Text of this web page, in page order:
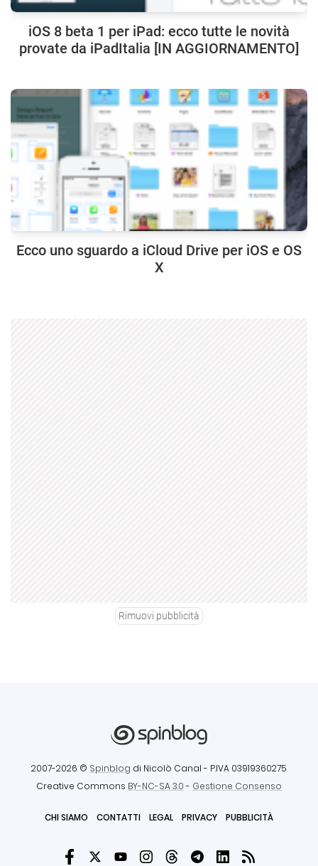
iOS 8 beta 1 per iPad: ecco tutte le novità
provate da iPadItalia [IN AGGIORNAMENTO]
Ecco uno sguardo a iCloud Drive per iOS e OS
X
Rimuovi pubblicità
2007-2026 © Spinblog di Nicolò Canal - P.IVA 03919360275
Creative Commons BY-NC-SA 3.0- Gestione Consenso
CHI SIAMO CONTATTI LEGAL PRIVACY PUBBLICITÀ